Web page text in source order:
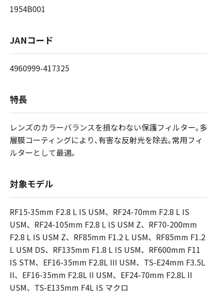
1954B001
JANコード
4960999-417325
特長
レンズのカラーバランスを損なわない保護フィルター｡多
層膜コーティングにより､有害な反射光を除去｡常用フィ
ルターとして最適｡
対象モデル
RF15-35mm F2.8 L IS USM、RF24-70mm F2.8 L IS
USM、RF24-105mm F2.8 L IS USM Z、RF70-200mm
F2.8 L IS USM Z、RF85mm F1.2 L USM、RF85mm F1.2
L USM DS、RF135mm F1.8 L IS USM、RF600mm F11
IS STM、EF16-35mm F2.8L III USM、TS-E24mm F3.5L
II、EF16-35mm F2.8L II USM、EF24-70mm F2.8L II
USM、TS-E135mm F4L IS マクロ